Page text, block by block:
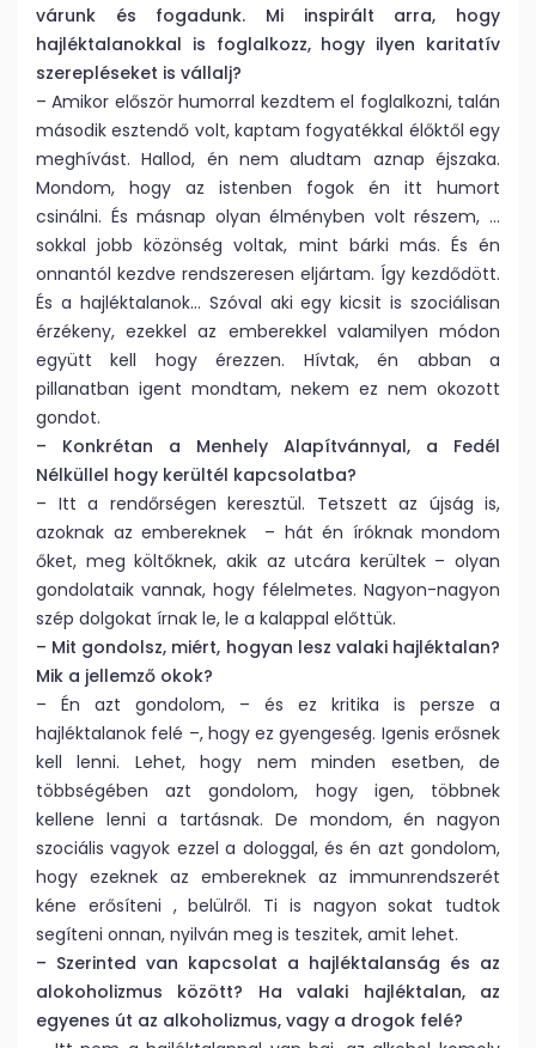
várunk és fogadunk. Mi inspirált arra, hogy
hajléktalanokkal is foglalkozz, hogy ilyen karitatív
szerepléseket is vállalj?
– Amikor először humorral kezdtem el foglalkozni, talán
második esztendő volt, kaptam fogyatékkal élőktől egy
meghívást. Hallod, én nem aludtam aznap éjszaka.
Mondom, hogy az istenben fogok én itt humort
csinálni. És másnap olyan élményben volt részem, …
sokkal jobb közönség voltak, mint bárki más. És én
onnantól kezdve rendszeresen eljártam. Így kezdődött.
És a hajléktalanok… Szóval aki egy kicsit is szociálisan
érzékeny, ezekkel az emberekkel valamilyen módon
együtt kell hogy érezzen. Hívtak, én abban a
pillanatban igent mondtam, nekem ez nem okozott
gondot.
– Konkrétan a Menhely Alapítvánnyal, a Fedél
Nélküllel hogy kerültél kapcsolatba?
– Itt a rendőrségen keresztül. Tetszett az újság is,
azoknak az embereknek – hát én íróknak mondom
őket, meg költőknek, akik az utcára kerültek – olyan
gondolataik vannak, hogy félelmetes. Nagyon-nagyon
szép dolgokat írnak le, le a kalappal előttük.
– Mit gondolsz, miért, hogyan lesz valaki hajléktalan?
Mik a jellemző okok?
– Én azt gondolom, – és ez kritika is persze a
hajléktalanok felé –, hogy ez gyengeség. Igenis erősnek
kell lenni. Lehet, hogy nem minden esetben, de
többségében azt gondolom, hogy igen, többnek
kellene lenni a tartásnak. De mondom, én nagyon
szociális vagyok ezzel a dologgal, és én azt gondolom,
hogy ezeknek az embereknek az immunrendszerét
kéne erősíteni , belülről. Ti is nagyon sokat tudtok
segíteni onnan, nyilván meg is teszitek, amit lehet.
– Szerinted van kapcsolat a hajléktalanság és az
alokoholizmus között? Ha valaki hajléktalan, az
egyenes út az alkoholizmus, vagy a drogok felé?